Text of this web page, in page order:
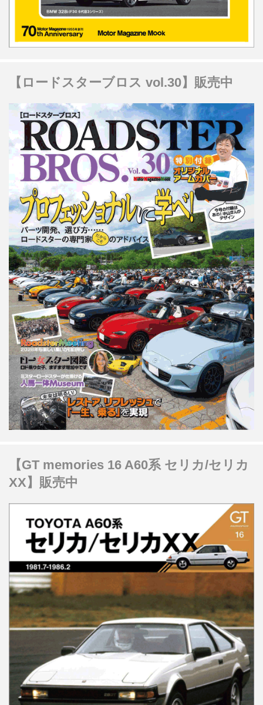
【ロードスターブロス vol.30】販売中
【GT memories 16 A60系 セリカ/セリカ
XX】販売中